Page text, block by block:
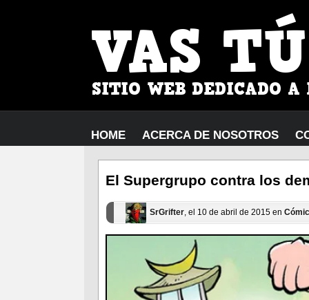
HOME ACERCA DE NOSOTROS
El Supergrupo contra los
SrGrifter, el 10 de abril de 2015 en